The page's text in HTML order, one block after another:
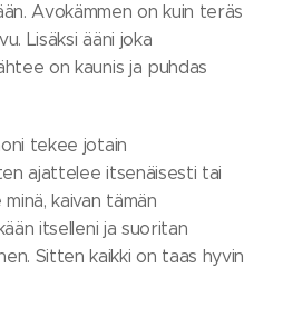
Avokämmen on kuin teräs
Lisäksi ääni joka
on kaunis ja puhdas
tekee jotain
ajattelee itsenäisesti tai
kaivan tämän
itselleni ja suoritan
Sitten kaikki on taas hyvin